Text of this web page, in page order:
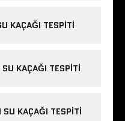
KAÇAĞI TESPITI
SU KAÇAĞI TESPITI
SU KAÇAĞI TESPITI